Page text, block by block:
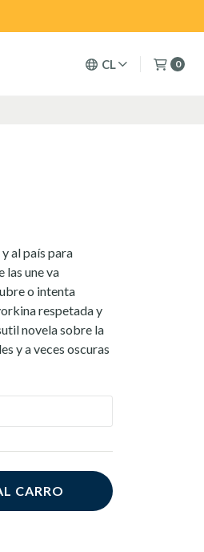
CL 0
al país para
las une va
o intenta
respetada y
novela sobre la
y a veces oscuras
CARRO